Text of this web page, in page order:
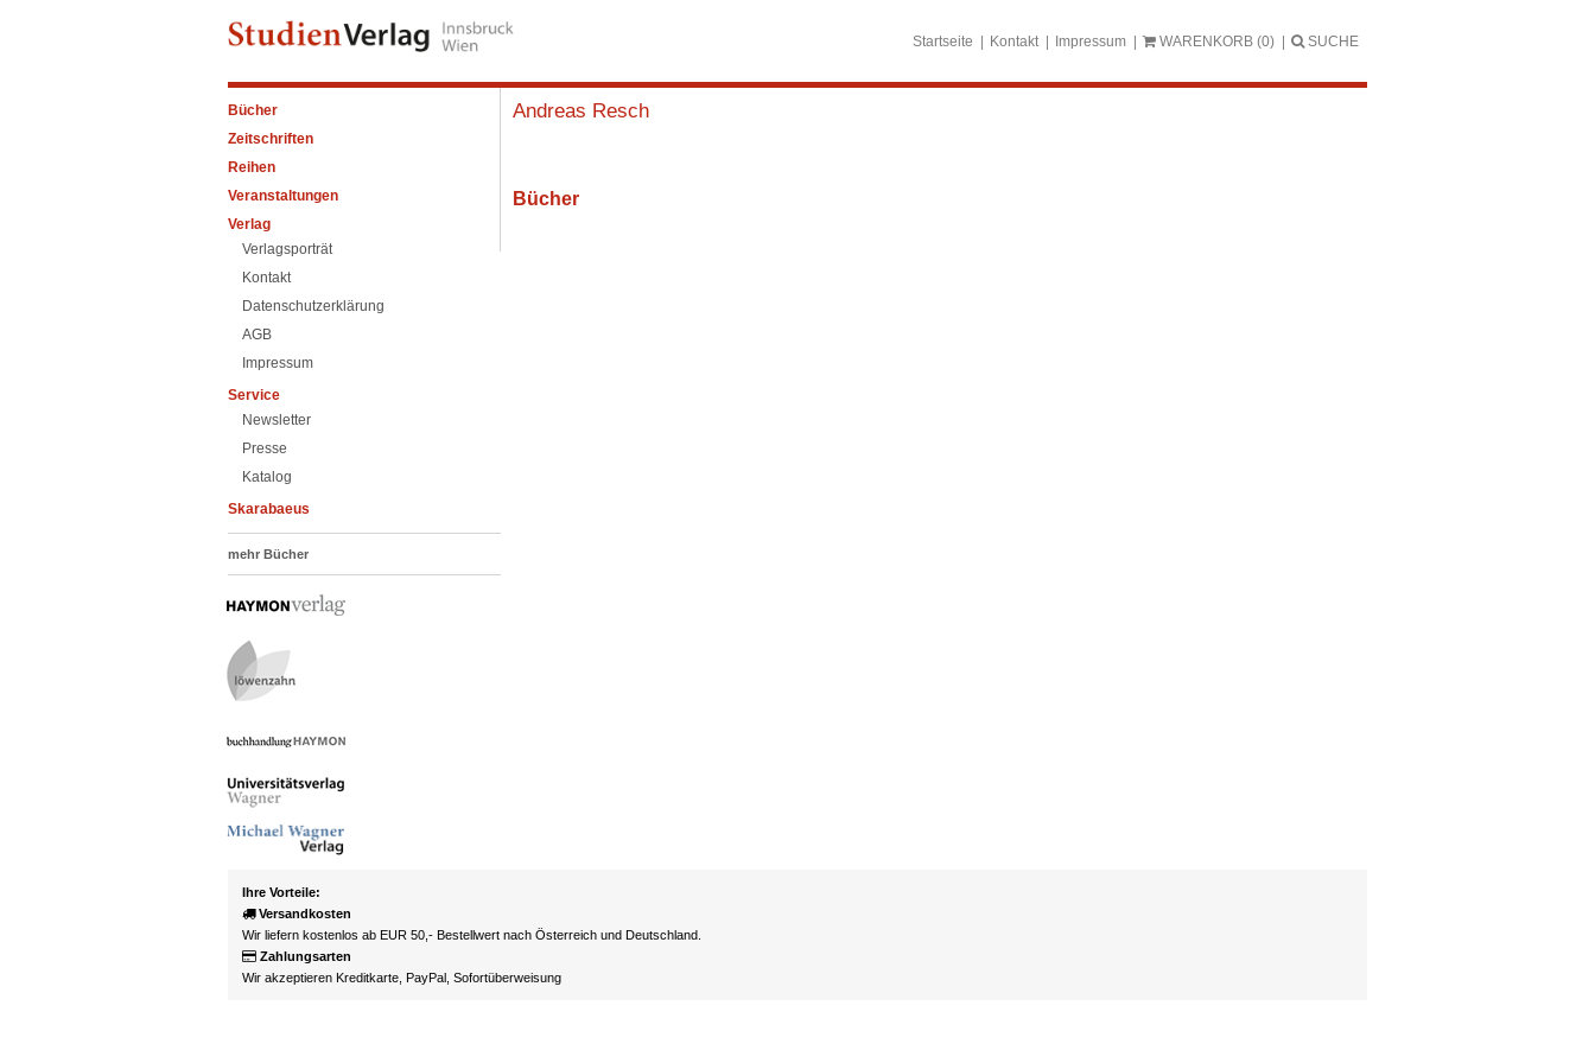
Startseite Kontakt Impressum WARENKORB (0) SUCHE
Bücher
Zeitschriften
Reihen
Veranstaltungen
Verlag
Verlagsporträt
Kontakt
Datenschutzerklärung
AGB
Impressum
Service
Newsletter
Presse
Katalog
Skarabaeus
mehr Bücher
Andreas Resch
Bücher
Ihre Vorteile:
Versandkosten
Wir liefern kostenlos ab EUR 50,- Bestellwert nach Österreich und Deutschland.
Zahlungsarten
Wir akzeptieren Kreditkarte, PayPal, Sofortüberweisung